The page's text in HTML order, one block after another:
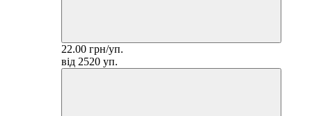
22.00 грн/уп.
від 2520 уп.